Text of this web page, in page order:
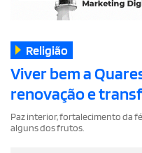
Religião
Viver bem a
renovação e
Paz interior, fortalecimento da
alguns dos frutos.